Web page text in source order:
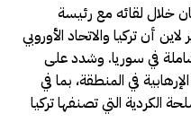
خلال لقائه مع رئيسة
أن تركيا والاتحاد الأوروبي
في سوريا. وشدد على
في المنطقة، بما في
الكردية التي تصنفها تركيا